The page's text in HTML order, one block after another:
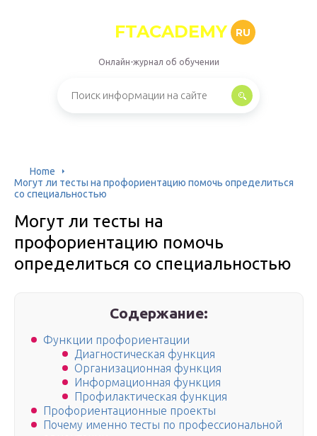
FTACADEMY RU
Онлайн-журнал об обучении
Home
Могут ли тесты на профориентацию помочь определиться
со специальностью
Могут ли тесты на
профориентацию помочь
определиться со специальностью
Содержание:
Функции профориентации
Диагностическая функция
Организационная функция
Информационная функция
Профилактическая функция
Профориентационные проекты
Почему именно тесты по профессиональной